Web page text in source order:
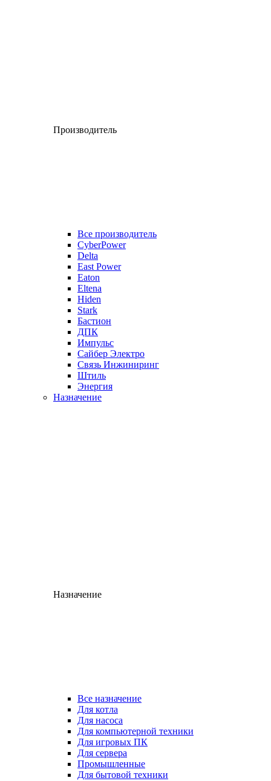
Производитель
Все производитель
CyberPower
Delta
East Power
Eaton
Eltena
Hiden
Stark
Бастион
ДПК
Импульс
Сайбер Электро
Связь Инжиниринг
Штиль
Энергия
Назначение
Назначение
Все назначение
Для котла
Для насоса
Для компьютерной техники
Для игровых ПК
Для сервера
Промышленные
Для бытовой техники